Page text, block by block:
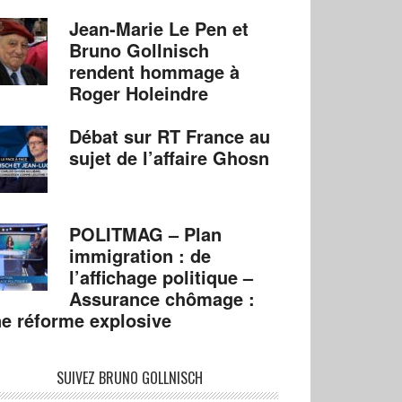
Jean-Marie Le Pen et
Bruno Gollnisch
rendent hommage à
Roger Holeindre
Débat sur RT France au
sujet de l’affaire Ghosn
POLITMAG – Plan
immigration : de
l’affichage politique –
Assurance chômage :
réforme explosive
SUIVEZ BRUNO GOLLNISCH